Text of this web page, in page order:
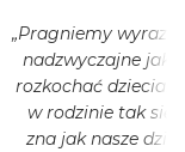
„Pragniemy wyrazić
nadzwyczajne jak
rozkochać
w rodzinie tak się
zna jak nasze